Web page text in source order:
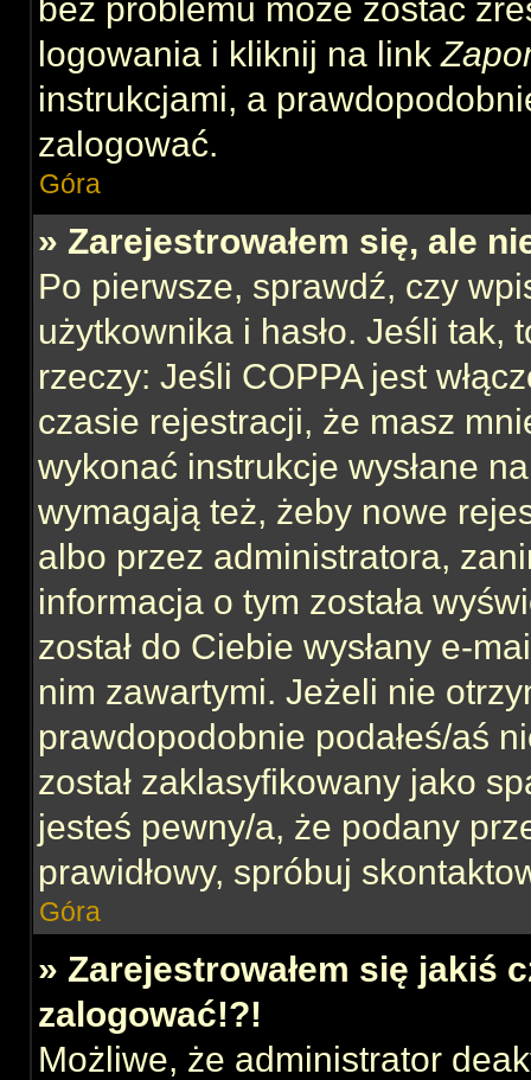
bez problemu może zostać
logowania i kliknij na link
instrukcjami, a
zalogować.
Góra
» Zarejestrowałem się, ale
Po pierwsze, sprawdź, czy
użytkownika i hasło. Jeśli tak,
rzeczy: Jeśli COPPA jest
czasie rejestracji, że masz
wykonać instrukcje wysłane
wymagają też, żeby nowe
albo przez administratora,
informacja o tym została
został do Ciebie wysłany e-
nim zawartymi. Jeżeli nie
prawdopodobnie podałeś/aś
został zaklasyfikowany jako
jesteś pewny/a, że podany
prawidłowy, spróbuj
Góra
» Zarejestrowałem się jakiś
zalogować!?!
Możliwe, że administrator